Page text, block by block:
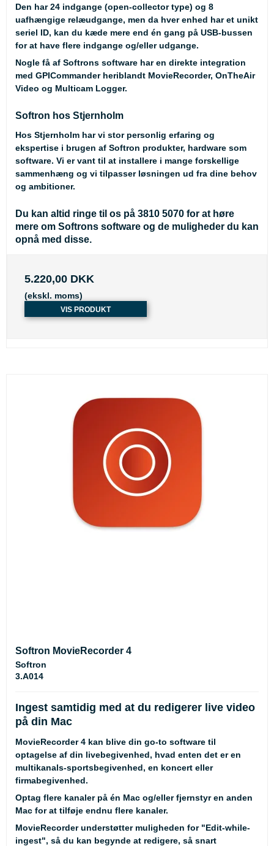
Den har 24 indgange (open-collector type) og 8
uafhængige relæudgange, men da hver enhed har et unikt
seriel ID, kan du kæde mere end én gang på USB-bussen
for at have flere indgange og/eller udgange.
Nogle få af Softrons software har en direkte integration
med GPICommander heriblandt MovieRecorder, OnTheAir
Video og Multicam Logger.
Softron hos Stjernholm
Hos Stjernholm har vi stor personlig erfaring og
ekspertise i brugen af Softron produkter, hardware som
software. Vi er vant til at installere i mange forskellige
sammenhæng og vi tilpasser løsningen ud fra dine behov
og ambitioner.
Du kan altid ringe til os på 3810 5070 for at høre
mere om Softrons software og de muligheder du kan
opnå med disse.
5.220,00 DKK
(ekskl. moms)
VIS PRODUKT
Softron MovieRecorder 4
Softron
3.A014
Ingest samtidig med at du redigerer live video
på din Mac
MovieRecorder 4 kan blive din go-to software til
optagelse af din livebegivenhed, hvad enten det er en
multikanals-sportsbegivenhed, en koncert eller
firmabegivenhed.
Optag flere kanaler på én Mac og/eller fjernstyr en anden
Mac for at tilføje endnu flere kanaler.
MovieRecorder understøtter muligheden for "Edit-while-
ingest", så du kan begynde at redigere, så snart